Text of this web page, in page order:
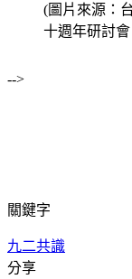
(圖片來源：
十週年研討
-->
關鍵字
九二共識
分享